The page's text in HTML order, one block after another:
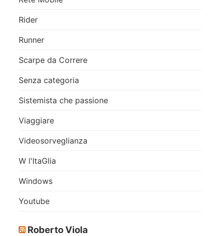
Rider
Runner
Scarpe da Correre
Senza categoria
Sistemista che passione
Viaggiare
Videosorveglianza
W l'ItaGlia
Windows
Youtube
Roberto Viola